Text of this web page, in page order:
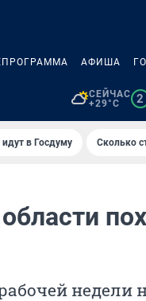
АФИША
СЕЙЧАС
+29°C
2
в Госдуму Сколько
недели